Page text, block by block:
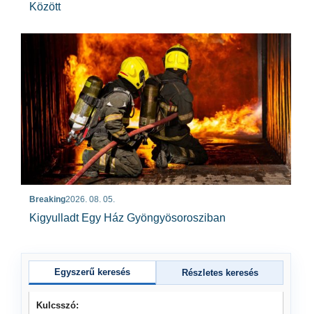
Között
Breaking2026. 08. 05.
Kigyulladt Egy Ház Gyöngyösorosziban
Egyszerű keresés Részletes keresés
Kulcsszó: